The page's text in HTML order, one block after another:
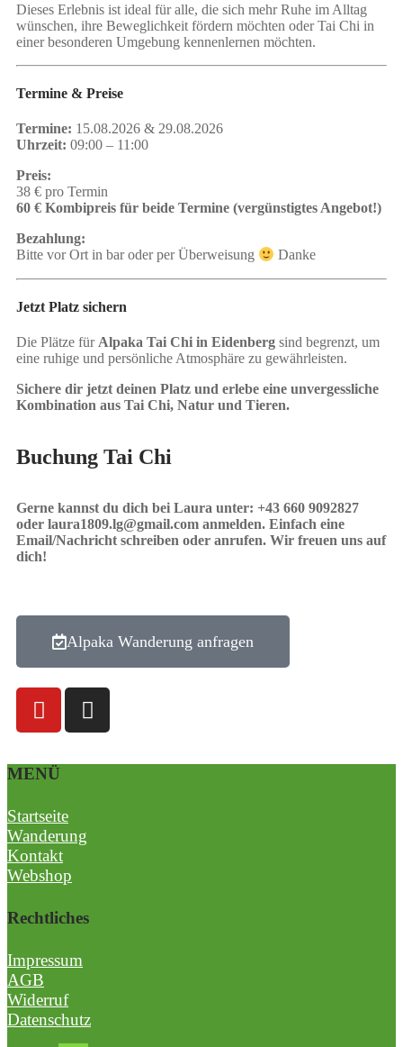
Dieses Erlebnis ist ideal für alle, die sich mehr Ruhe im Alltag
wünschen, ihre Beweglichkeit fördern möchten oder Tai Chi in
einer besonderen Umgebung kennenlernen möchten.
Termine & Preise
Termine: 15.08.2026 & 29.08.2026
Uhrzeit: 09:00 – 11:00
Preis:
38 € pro Termin
60 € Kombipreis für beide Termine (vergünstigtes Angebot!)
Bezahlung:
Bitte vor Ort in bar oder per Überweisung
Danke
Jetzt Platz sichern
Die Plätze für Alpaka Tai Chi in Eidenberg sind begrenzt, um
eine ruhige und persönliche Atmosphäre zu gewährleisten.
Sichere dir jetzt deinen Platz und erlebe eine unvergessliche
Kombination aus Tai Chi, Natur und Tieren.
Buchung Tai Chi
Gerne kannst du dich bei Laura unter: +43 660 9092827
oder laura1809.lg@gmail.com anmelden. Einfach eine
Email/Nachricht schreiben oder anrufen. Wir freuen uns auf
dich!
Alpaka Wanderung anfragen
MENÜ
Startseite
Wanderung
Kontakt
Webshop
Rechtliches
Impressum
AGB
Widerruf
Datenschutz